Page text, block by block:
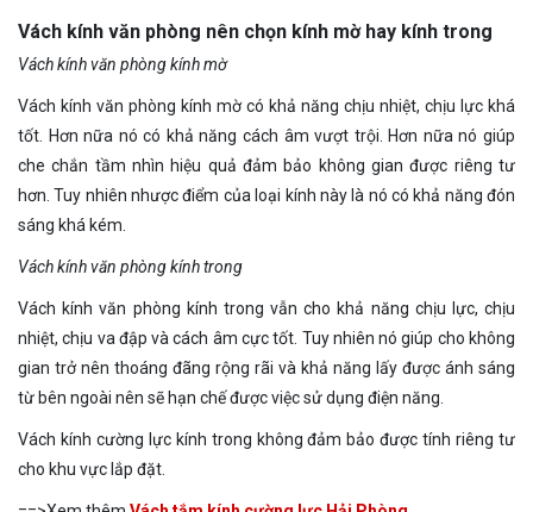
Vách kính văn phòng nên chọn kính mờ hay kính trong
Vách kính văn phòng kính mờ
Vách kính văn phòng kính mờ có khả năng chịu nhiệt, chịu lực khá
tốt. Hơn nữa nó có khả năng cách âm vượt trội. Hơn nữa nó giúp
che chắn tầm nhìn hiệu quả đảm bảo không gian được riêng tư
hơn. Tuy nhiên nhược điểm của loại kính này là nó có khả năng đón
sáng khá kém.
Vách kính văn phòng kính trong
Vách kính văn phòng kính trong vẫn cho khả năng chịu lực, chịu
nhiệt, chịu va đập và cách âm cực tốt. Tuy nhiên nó giúp cho không
gian trở nên thoáng đãng rộng rãi và khả năng lấy được ánh sáng
từ bên ngoài nên sẽ hạn chế được việc sử dụng điện năng.
Vách kính cường lực kính trong không đảm bảo được tính riêng tư
cho khu vực lắp đặt.